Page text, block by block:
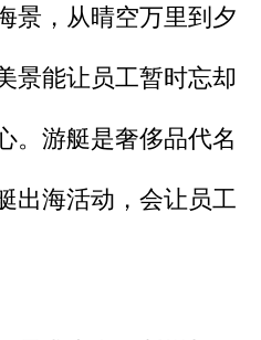
景，从晴空万里到夕
景能让员工暂时忘却
。游艇是奢侈品代名
出海活动，会让员工